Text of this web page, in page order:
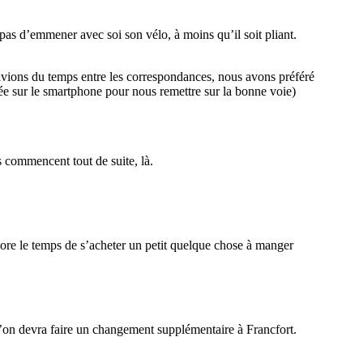
d’emmener avec soi son vélo, à moins qu’il soit pliant.
du temps entre les correspondances, nous avons préféré
sur le smartphone pour nous remettre sur la bonne voie)
tout de suite, là.
le temps de s’acheter un petit quelque chose à manger
devra faire un changement supplémentaire à Francfort.